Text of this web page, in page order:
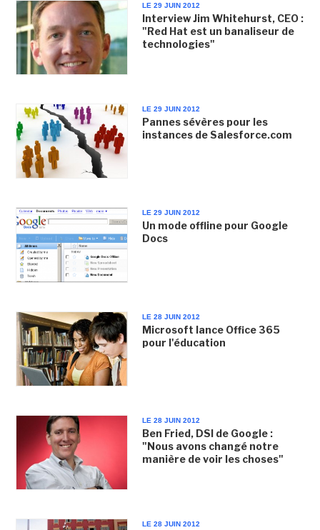
LE 29 JUIN 2012
Interview Jim Whitehurst, CEO :
"Red Hat est un banaliseur de
technologies"
LE 29 JUIN 2012
Pannes sévères pour les
instances de Salesforce.com
LE 29 JUIN 2012
Un mode offline pour Google
Docs
LE 28 JUIN 2012
Microsoft lance Office 365
pour l'éducation
LE 28 JUIN 2012
Ben Fried, DSI de Google :
"Nous avons changé notre
manière de voir les choses"
LE 28 JUIN 2012